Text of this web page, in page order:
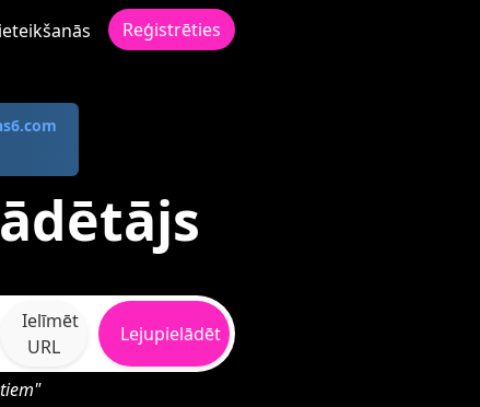
Reģistrēties
Ielīmēt
URL
Lejupielādēt